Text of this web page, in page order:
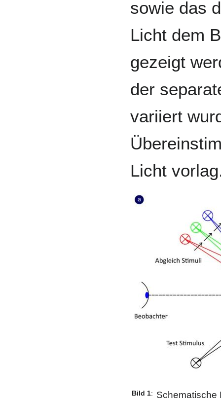
sowie das
Licht dem
gezeigt
der
variiert
Licht
Bild 1: Schematische